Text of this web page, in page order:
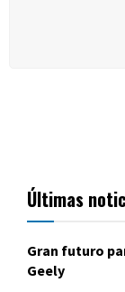
Últimas
Gran futuro
Geely